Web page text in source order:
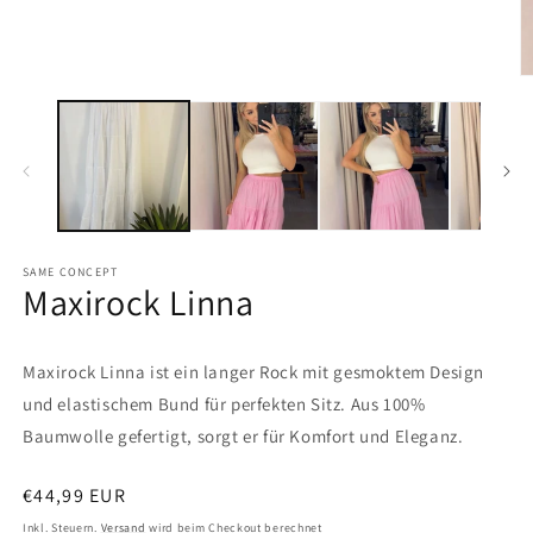
SAME CONCEPT
Maxirock Linna
Maxirock Linna ist ein langer Rock mit gesmoktem Design
und elastischem Bund für perfekten Sitz. Aus 100%
Baumwolle gefertigt, sorgt er für Komfort und Eleganz.
Normaler
Preis
€44,99 EUR
Inkl. Steuern. Versand wird beim Checkout berechnet